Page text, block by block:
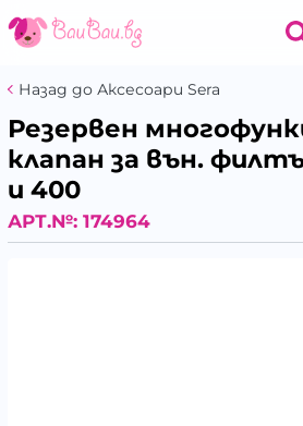
Назад до Аксесоари Sera
Резервен
клапан за вън.
и 400
АРТ.№: 174964